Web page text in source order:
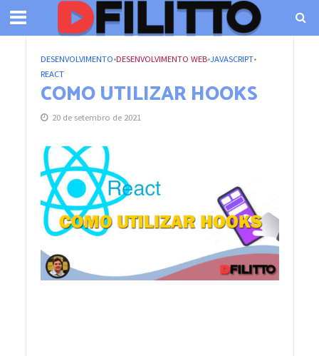
DESENVOLVIMENTO•DESENVOLVIMENTO WEB•JAVASCRIPT•
REACT
COMO UTILIZAR HOOKS
20 de setembro de 2021